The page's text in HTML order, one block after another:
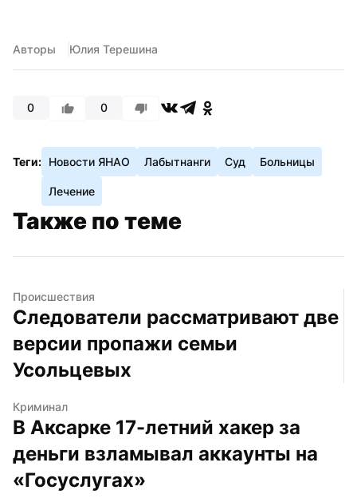
Авторы Юлия Терешина
0 0
Теги: Новости ЯНАО Лабытнанги Суд Больницы
Лечение
Также по теме
Происшествия
Следователи рассматривают две
версии пропажи семьи
Усольцевых
Криминал
В Аксарке 17-летний хакер за
деньги взламывал аккаунты на
«Госуслугах»